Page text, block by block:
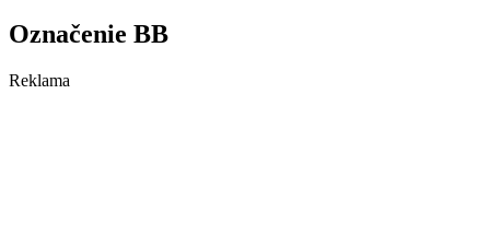
Označenie BB
Reklama